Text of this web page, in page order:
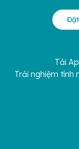
Tải
Trải nghiệm tính